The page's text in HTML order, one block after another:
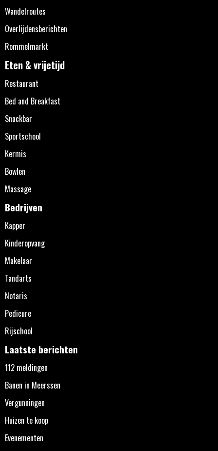
Wandelroutes
Overlijdensberichten
Rommelmarkt
Eten & vrijetijd
Restaurant
Bed and Breakfast
Snackbar
Sportschool
Kermis
Bowlen
Massage
Bedrijven
Kapper
Kinderopvang
Makelaar
Tandarts
Notaris
Pedicure
Rijschool
Laatste berichten
112 meldingen
Banen in Meerssen
Vergunningen
Huizen te koop
Evenementen